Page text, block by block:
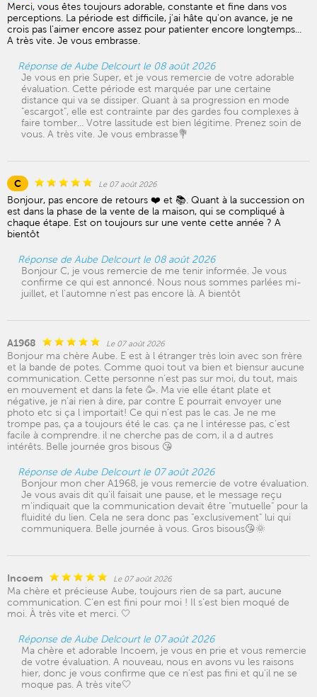
Merci, vous êtes toujours adorable, constante et fine dans vos
perceptions. La période est difficile, j'ai hâte qu'on avance, je ne
crois pas l'aimer encore assez pour patienter encore longtemps...
A très vite. Je vous embrasse.
Réponse de Aube Delcourt le 08 août 2026
Je vous en prie Super, et je vous remercie de votre adorable
évaluation. Cette période est marquée par une certaine
distance qui va se dissiper. Quant à sa progression en mode
"escargot", elle est contrainte par des gardes fou complexes à
faire tomber... Votre lassitude est bien légitime. Prenez soin de
vous. A très vite. Je vous embrasse💐
C Le 07 août 2026
Bonjour, pas encore de retours ❤️ et 📚. Quant à la succession on
est dans la phase de la vente de la maison, qui se compliqué à
chaque étape. Est on toujours sur une vente cette année ? A
bientôt
Réponse de Aube Delcourt le 08 août 2026
Bonjour C, je vous remercie de me tenir informée. Je vous
confirme ce qui est annoncé. Nous nous sommes parlées mi-
juillet, et l'automne n'est pas encore là. A bientôt
A1968 Le 07 août 2026
Bonjour ma chère Aube. E est à l étranger très loin avec son frère
et la bande de potes. Comme quoi tout va bien et biensur aucune
communication. Cette personne n’est pas sur moi, du tout, mais
en mouvement et dans la fete 🥳. Ma vie elle étant plate et
négative, je n’ai rien à dire, par contre E pourrait envoyer une
photo etc si ça l importait! Ce qui n’est pas le cas. Je ne me
trompe pas, ça a toujours été le cas. ça ne l intéresse pas, c’est
facile à comprendre. il ne cherche pas de com, il a d autres
intérêts. Belle journée gros bisous 😘
Réponse de Aube Delcourt le 07 août 2026
Bonjour mon cher A1968, je vous remercie de votre évaluation.
Je vous avais dit qu'il faisait une pause, et le message reçu
m'indiquait que la communication devait être "mutuelle" pour la
fluidité du lien. Cela ne sera donc pas "exclusivement" lui qui
communiquera. Belle journée à vous. Gros bisous😘🌞
Incoem Le 07 août 2026
Ma chère et précieuse Aube, toujours rien de sa part, aucune
communication. C’en est fini pour moi ! Il s’est bien moqué de
moi. À très vite et merci. 🤍
Réponse de Aube Delcourt le 07 août 2026
Ma chère et adorable Incoem, je vous en prie et vous remercie
de votre évaluation. A nouveau, nous en avons vu les raisons
hier, donc je vous confirme que ce n'est pas fini et qu'il ne se
moque pas. A très vite🤍